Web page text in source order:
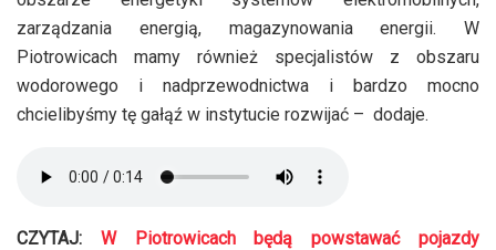
zarządzania energią, magazynowania energii. W
Piotrowicach mamy również specjalistów z obszaru
wodorowego i nadprzewodnictwa i bardzo mocno
chcielibyśmy tę gałąź w instytucie rozwijać – dodaje.
CZYTAJ: W Piotrowicach będą powstawać pojazdy